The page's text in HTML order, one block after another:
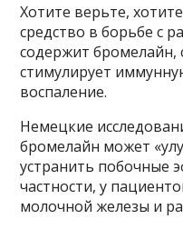
Хотите верьте,
средство в борьбе с
содержит бромелайн,
стимулирует
воспаление.
Немецкие
бромелайн может
устранить побочные
частности, у
молочной железы и